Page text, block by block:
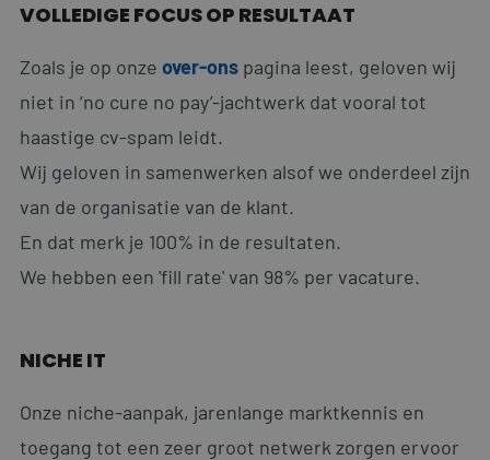
VOLLEDIGE FOCUS OP RESULTAAT
Zoals je op onze over-ons pagina leest, geloven wij
niet in ‘no cure no pay’-jachtwerk dat vooral tot
haastige cv-spam leidt.
Wij geloven in samenwerken alsof we onderdeel zijn
van de organisatie van de klant.
En dat merk je 100% in de resultaten.
We hebben een 'fill rate' van 98% per vacature.
NICHE IT
Onze niche-aanpak, jarenlange marktkennis en
toegang tot een zeer groot netwerk zorgen ervoor